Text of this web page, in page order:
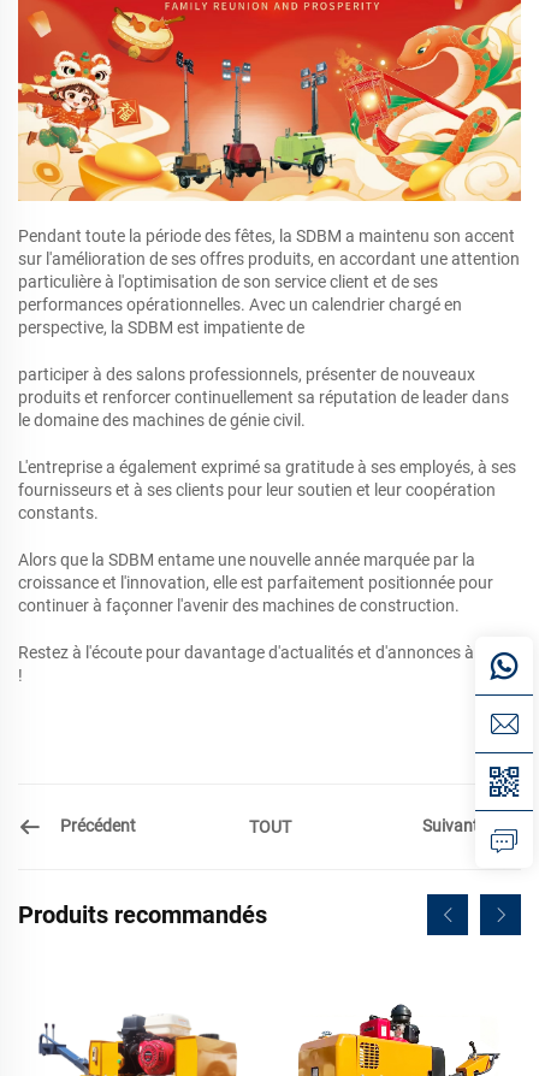
Pendant toute la période des fêtes, la SDBM a maintenu son accent
sur l'amélioration de ses offres produits, en accordant une attention
particulière à l'optimisation de son service client et de ses
performances opérationnelles. Avec un calendrier chargé en
perspective, la SDBM est impatiente de
participer à des salons professionnels, présenter de nouveaux
produits et renforcer continuellement sa réputation de leader dans
le domaine des machines de génie civil.
L'entreprise a également exprimé sa gratitude à ses employés, à ses
fournisseurs et à ses clients pour leur soutien et leur coopération
constants.
Alors que la SDBM entame une nouvelle année marquée par la
croissance et l'innovation, elle est parfaitement positionnée pour
continuer à façonner l'avenir des machines de construction.
Restez à l'écoute pour davantage d'actualités et d'annonces à venir
!
Précédent TOUT Suivant
Produits recommandés